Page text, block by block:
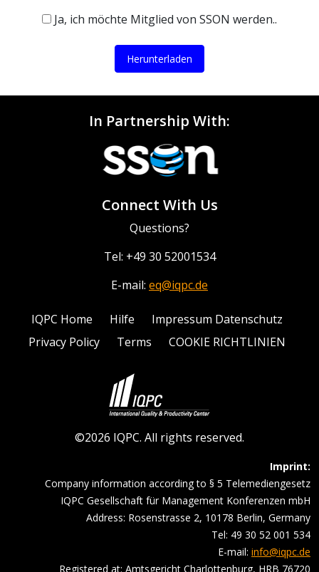
Ja, ich möchte Mitglied von SSON werden..
Herunterladen
In Partnership With:
Connect With Us
Questions?
Tel: +49 30 52001534
E-mail: eq@iqpc.de
IQPC Home Hilfe
Impressum Datenschutz
Privacy Policy
Terms COOKIE RICHTLINIEN
©2026 IQPC. All rights reserved.
Imprint:
Company information according to § 5 Telemediengesetz
IQPC Gesellschaft für Management Konferenzen mbH
Address: Rosenstrasse 2, 10178 Berlin, Germany
Tel: 49 30 52 001 534
E-mail: info@iqpc.de
Registered at: Amtsgericht Charlottenburg, HRB 76720